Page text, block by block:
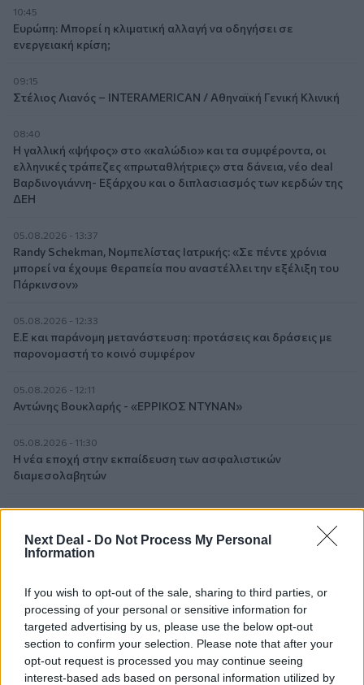
Next Deal - Do Not Process My Personal
Information
If you wish to opt-out of the sale, sharing to third parties, or
processing of your personal or sensitive information for
targeted advertising by us, please use the below opt-out
section to confirm your selection. Please note that after your
opt-out request is processed you may continue seeing
interest-based ads based on personal information utilized by
10:45
Ευρώπη: Μπορεί η κλιματική αλλαγή να οδηγήσει σε
ενεργειακή κρίση;
09:15
Στέλιος Λιανός – INTERAMERICAN / Αθηναϊκή Γενική Κλινική
08:40
Η γαλλική «ψήφος» στο «καλώδιο» και τα συμφέροντα, οι
ελληνικές τράπεζες «πρωταθλήτριες» στα δάνεια, νέο deal
Βαρδινογιάννη- Εξάρχου και ο διπλασιασμός των κερδών της
ΔΕΗ
05.08.2026 - 13:37
Randy Schekman, Νομπελίστας Ιατρικής: «Σε πέντε χρόνια
μπορεί να έχουμε θεραπεία που αναστέλλει την εξέλιξη του
Πάρκινσον»
05.08.2026 - 12:33
Ε.Ε και παράνομη μετανάστευση: προτάσεις και δράσεις με
παρονομαστή το κοινό συμφέρον
05.08.2026 - 12:11
Αντώνης Βουκλαρής - «ΕΡΡΙΚΟΣ ΝΤΥΝΑΝ»
05.08.2026 - 11:30
Η νέα εποχή στην εκπαίδευση των ασφαλιστικών
διαμεσολαβητών
05.08.2026 - 10:50
Ξεκινούν οι αιτήσεις στο vouchers.gov.gr για το Πρόγραμμα
«Τουρισμός για όλους 2026-2027»
WWF: Περισσότερα από 180.000 στρέμματα καμένων
δασικών εκτάσεων στην Ελλάδα σε λίγες μόλις μέρες
05.08.2026 - 09:45
Η Ελλάδα που αντιστέκεται και επιμένει να μην ασφαλίζεται!